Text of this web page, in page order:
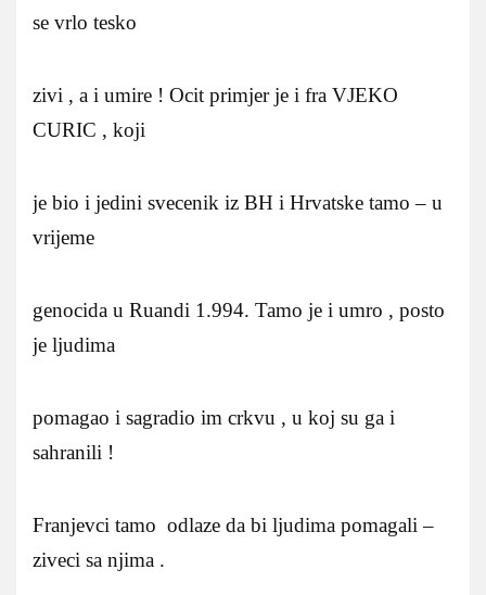
se vrlo tesko
zivi , a i umire ! Ocit primjer je i fra VJEKO
CURIC , koji
je bio i jedini svecenik iz BH i Hrvatske tamo – u
vrijeme
genocida u Ruandi 1.994. Tamo je i umro , posto
je ljudima
pomagao i sagradio im crkvu , u koj su ga i
sahranili !
Franjevci tamo odlaze da bi ljudima pomagali –
ziveci sa njima .